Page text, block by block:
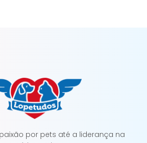
por pets até a liderança na